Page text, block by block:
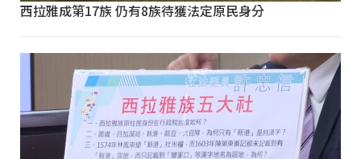
西拉雅成第17族 仍有8族待獲法定原民身分